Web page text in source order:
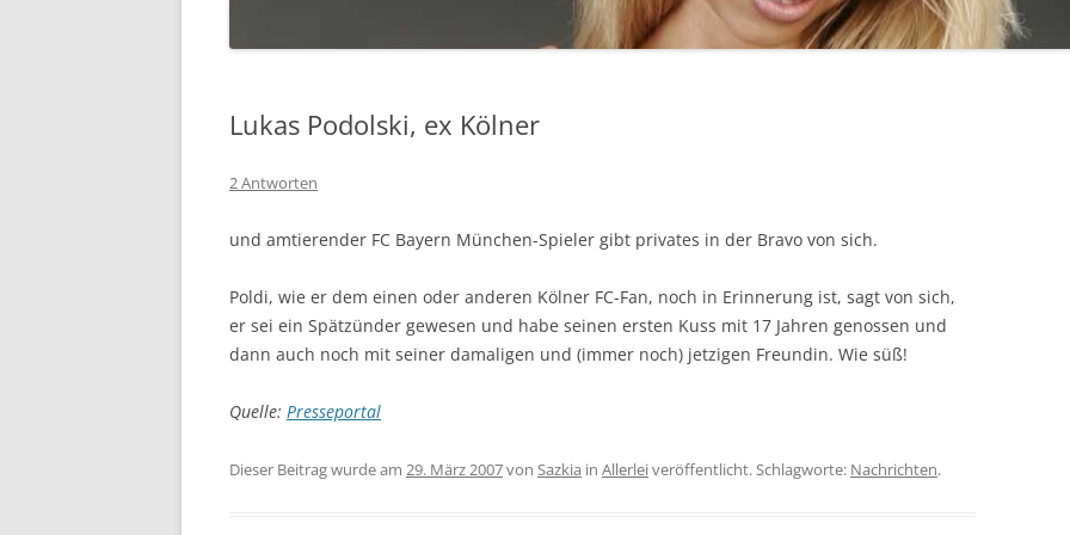
Lukas Podolski, ex Kölner
2 Antworten
und amtierender FC Bayern München-Spieler gibt privates in der Bravo von sich.
Poldi, wie er dem einen oder anderen Kölner FC-Fan, noch in Erinnerung ist, sagt von sich,
er sei ein Spätzünder gewesen und habe seinen ersten Kuss mit 17 Jahren genossen und
dann auch noch mit seiner damaligen und (immer noch) jetzigen Freundin. Wie süß!
Quelle: Presseportal
Dieser Beitrag wurde am 29. März 2007von Sazkia in Allerleiveröffentlicht. Schlagworte: Nachrichten.